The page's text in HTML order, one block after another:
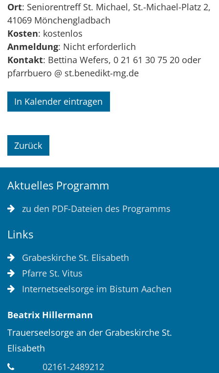
Ort: Seniorentreff St. Michael, St.-Michael-Platz 2,
41069 Mönchengladbach
Kosten: kostenlos
Anmeldung: Nicht erforderlich
Kontakt: Bettina Wefers, 0 21 61 30 75 20 oder
pfarrbuero @ st.benedikt-mg.de
In Kalender eintragen
Zurück
Aktuelles Programm
zu den PDF-Dateien des Programms
Links
Grabeskirche St. Elisabeth
Pfarre St. Vitus
Internetseelsorge im Bistum Aachen
Beatrix Hillermann
Trauerseelsorge an der Grabeskirche St.
Elisabeth
02161-2489212